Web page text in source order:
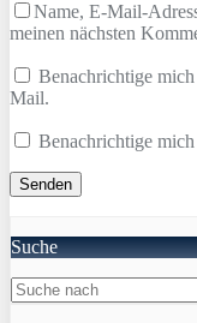
Name, E-Mail-
meinen nächsten
Benachrichtige
Mail.
Benachrichtige
Suche